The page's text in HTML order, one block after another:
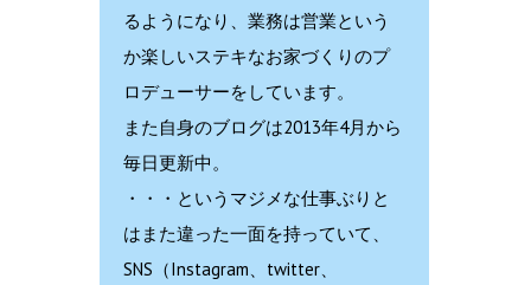
るようになり、業務は営業という
か楽しいステキなお家づくりのプ
ロデューサーをしています。
また自身のブログは2013年4月から
毎日更新中。
・・・というマジメな仕事ぶりと
はまた違った一面を持っていて、
SNS（Instagram、twitter、